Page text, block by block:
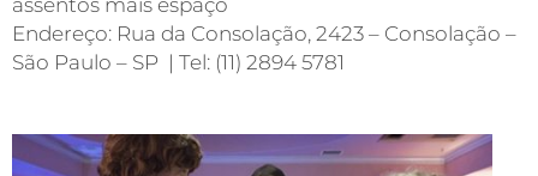
Endereço: Rua da Consolação, 2423 – Consolação –
São Paulo – SP | Tel: (11) 2894 5781